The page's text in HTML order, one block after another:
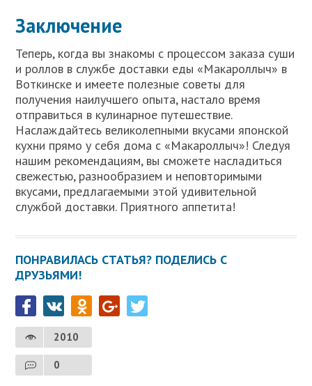
Заключение
Теперь, когда вы знакомы с процессом заказа суши
и роллов в службе доставки еды «Макароллыч» в
Воткинске и имеете полезные советы для
получения наилучшего опыта, настало время
отправиться в кулинарное путешествие.
Наслаждайтесь великолепными вкусами японской
кухни прямо у себя дома с «Макароллыч»! Следуя
нашим рекомендациям, вы сможете насладиться
свежестью, разнообразием и неповторимыми
вкусами, предлагаемыми этой удивительной
службой доставки. Приятного аппетита!
ПОНРАВИЛАСЬ СТАТЬЯ? ПОДЕЛИСЬ С
ДРУЗЬЯМИ!
2010
0